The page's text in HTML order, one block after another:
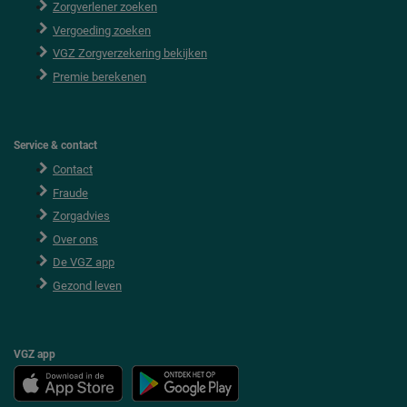
Zorgverlener zoeken
Vergoeding zoeken
VGZ Zorgverzekering bekijken
Premie berekenen
Service & contact
Contact
Fraude
Zorgadvies
Over ons
De VGZ app
Gezond leven
VGZ app